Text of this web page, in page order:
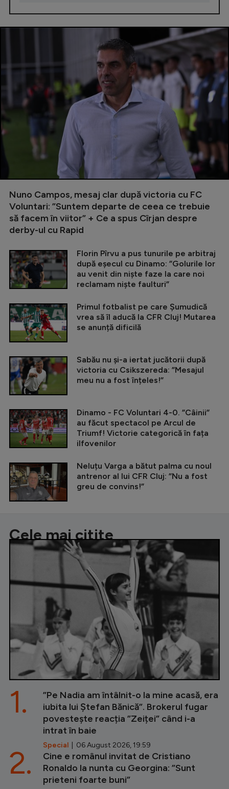
Nuno Campos, mesaj clar după victoria cu FC
Voluntari: ”Suntem departe de ceea ce trebuie
să facem în viitor” + Ce a spus Cîrjan despre
derby-ul cu Rapid
Florin Pîrvu a pus tunurile pe arbitraj
după eșecul cu Dinamo: ”Golurile lor
au venit din niște faze la care noi
reclamam niște faulturi”
Primul fotbalist pe care Șumudică
vrea să îl aducă la CFR Cluj! Mutarea
se anunță dificilă
Sabău nu și-a iertat jucătorii după
victoria cu Csikszereda: ”Mesajul
meu nu a fost înțeles!”
Dinamo - FC Voluntari 4-0. ”Câinii”
au făcut spectacol pe Arcul de
Triumf! Victorie categorică în fața
ilfovenilor
Neluțu Varga a bătut palma cu noul
antrenor al lui CFR Cluj: ”Nu a fost
greu de convins!”
Cele mai citite
”Pe Nadia am întâlnit-o la mine acasă, era
iubita lui Ștefan Bănică”. Brokerul fugar
povestește reacția ”Zeiței” când i-a
intrat în baie
Special | 06 August 2026, 19:59
1.
Cine e românul invitat de Cristiano
Ronaldo la nunta cu Georgina: ”Sunt
prieteni foarte buni”
2.